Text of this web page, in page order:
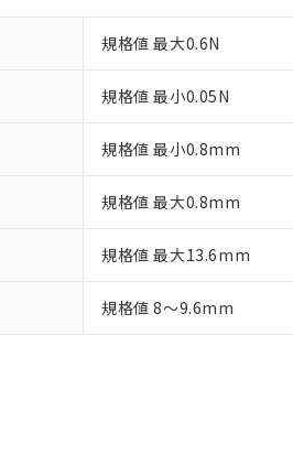
規格値 最大0.6N
規格値 最小0.05N
規格値 最小0.8mm
規格値 最大0.8mm
規格値 最大13.6mm
規格値 8～9.6mm